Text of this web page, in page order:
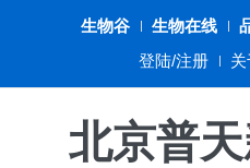
生物谷 生物在线
登陆/注册
北京普